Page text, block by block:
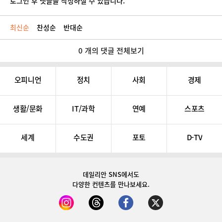
최신순 찬성순 반대순
0 개의 댓글 전체보기
오피니언 정치 사회 경제
생활/문화 IT/과학 연예 스포츠
세계 수도권 포토 D-TV
데일리안 SNS에서도
다양한 컨텐츠를 만나보세요.